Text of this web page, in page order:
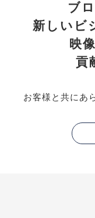
ブ
新しいビ
映
貢
お客様と共にあ